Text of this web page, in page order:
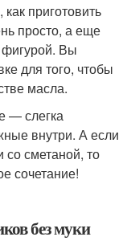
приготовить
просто, а еще
фигурой. Вы
для того, чтобы
масла.
— слегка
внутри. А если
сметаной, то
сочетание!
без муки